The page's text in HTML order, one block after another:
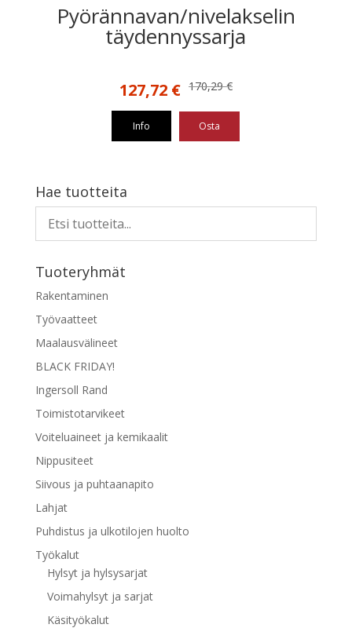
Pyörännavan/nivelakselin
täydennyssarja
170,29€
Alkuperäinen
170,29 €.
127,72 €Nykyinen
127,72 €.
Info Osta
Hae tuotteita
Tuoteryhmät
Rakentaminen
Työvaatteet
Maalausvälineet
BLACK FRIDAY!
Ingersoll Rand
Toimistotarvikeet
Voiteluaineet ja kemikaalit
Nippusiteet
Siivous ja puhtaanapito
Lahjat
Puhdistus ja ulkotilojen huolto
Työkalut
Hylsyt ja hylsysarjat
Voimahylsyt ja sarjat
Käsityökalut